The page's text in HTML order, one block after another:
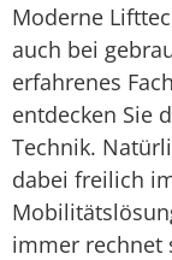
Treppenlift
Moderne
auch bei
erfahrenes
entdecken Sie
Technik.
dabei freilich
immer rechnet